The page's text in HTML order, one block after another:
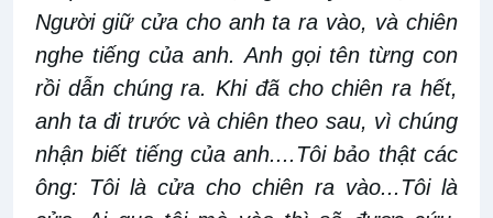
Người giữ cửa cho anh ta ra vào, và chiên
nghe tiếng của anh. Anh gọi tên từng con
rồi dẫn chúng ra. Khi đã cho chiên ra hết,
anh ta đi trước và chiên theo sau, vì chúng
nhận biết tiếng của anh....Tôi bảo thật các
ông: Tôi là cửa cho chiên ra vào...Tôi là